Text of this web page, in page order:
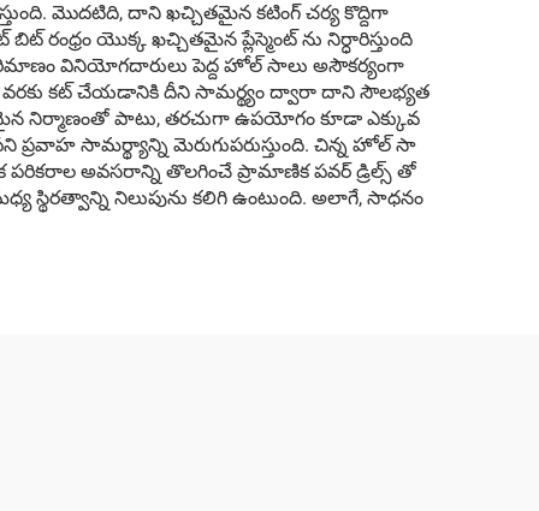
మొదటిది, దాని ఖచ్చితమైన కటింగ్ చర్య కొద్దిగా
రంధ్రం యొక్క ఖచ్చితమైన ప్లేస్మెంట్ ను నిర్ధారిస్తుంది
వినియోగదారులు పెద్ద హోల్ సాలు అసౌకర్యంగా
వరకు కట్ చేయడానికి దీని సామర్థ్యం ద్వారా దాని సౌలభ్యత
నిర్మాణంతో పాటు, తరచుగా ఉపయోగం కూడా ఎక్కువ
ప్రవాహ సామర్థ్యాన్ని మెరుగుపరుస్తుంది. చిన్న హోల్ సా
అవసరాన్ని తొలగించే ప్రామాణిక పవర్ డ్రిల్స్ తో
నిలుపును కలిగి ఉంటుంది. అలాగే, సాధనం